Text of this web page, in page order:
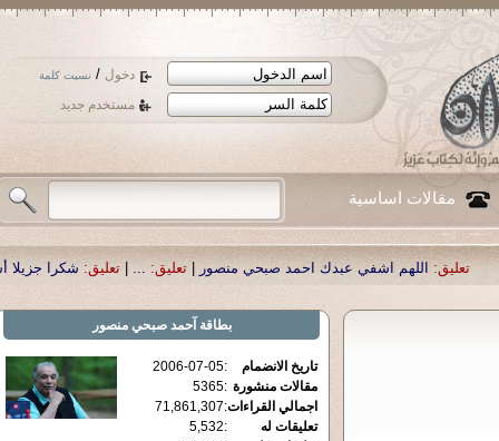
دخول / نسيت كلمة
مستخدم جديد
مقالات اساسية
عبدك احمد صبحي منصور|تعليق: ... تعليق: شكرا جزيلا أستاذ حمد الحمد
بطاقة آحمد صبحي منصور
تاريخ الانضمام :
2006-07-05
مقالات منشورة :
5365
اجمالي القراءات:
71,861,307
تعليقات له
:
5,532